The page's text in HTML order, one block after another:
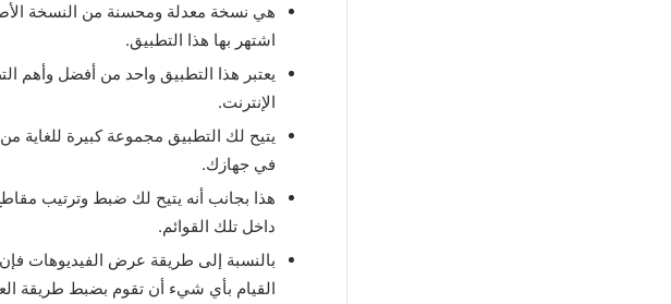
هي نسخة معدلة ومحسنة من النسخة
اشتهر بها هذا التطبيق.
يعتبر هذا التطبيق واحد من أفضل وأهم
الإنترنت.
يتيح لك التطبيق مجموعة كبيرة للغاية
في جهازك.
هذا بجانب أنه يتيح لك ضبط وترتيب
داخل تلك القوائم.
بالنسبة إلى طريقة عرض الفيديوهات
القيام بأي شيء أن تقوم بضبط طريقة